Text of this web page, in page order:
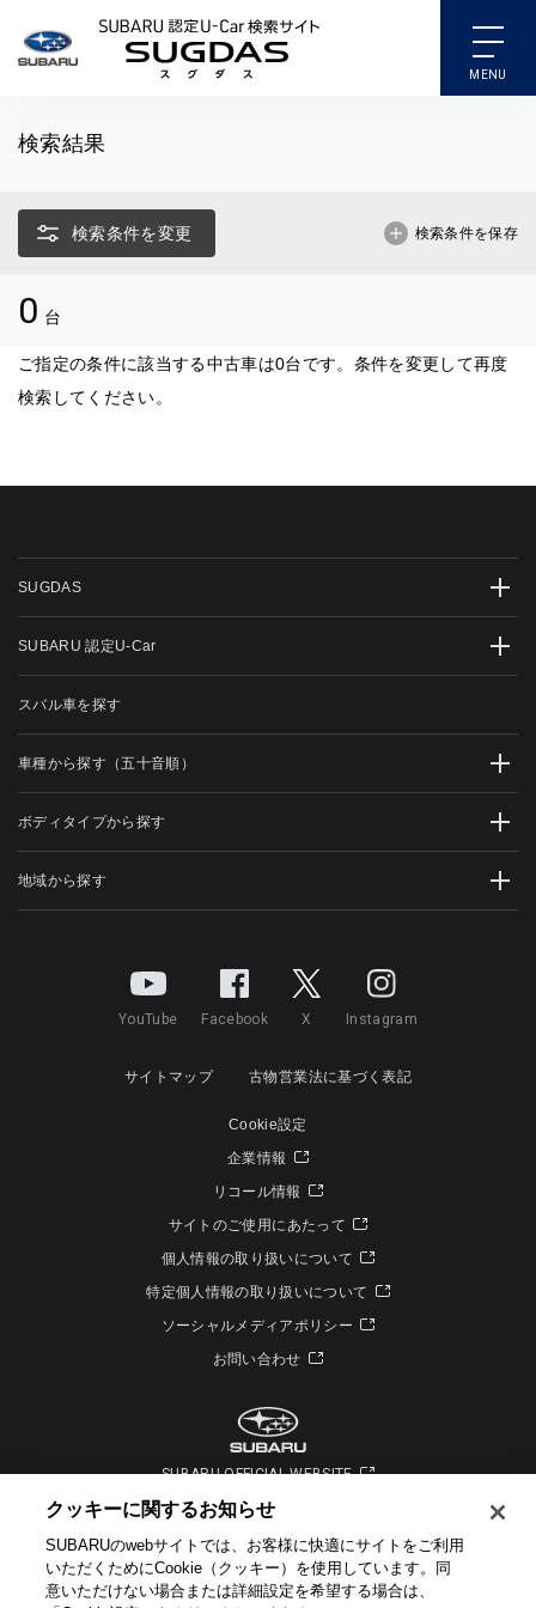
SUBARU 認定U-Car検索
検索結果
検索条件を変更 検索条件を保存
0 台
ご指定の条件に該当する中古車は0台です。条件を変更して再度
検索してください。
SUGDAS
SUBARU 認定U-Car
スバル車を探す
車種から探す（五十音順）
ボディタイプから探す
地域から探す
YouTube Facebook X Instagram
サイトマップ 古物営業法に基づく表記
Cookie設定
企業情報
リコール情報
サイトのご使用にあたって
個人情報の取り扱いについて
特定個人情報の取り扱いについて
ソーシャルメディアポリシー
お問い合わせ
SUBARU OFFICIAL WEBSITE
クッキーに関するお知らせ​
SUBARUのwebサイトでは、お客様に快適にサイトをご利用
いただくためにCookie（クッキー）を使用しています。​ 同
意いただけない場合または詳細設定を希望する場合は、